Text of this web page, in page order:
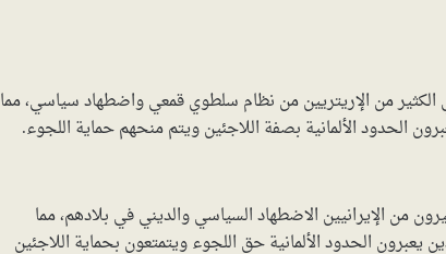
من الإريتريين من نظام سلطوي قمعي واضطهاد سياسي، مما
الحدود الألمانية بصفة اللاجئين ويتم منحهم حماية اللجوء.
من الإيرانيين الاضطهاد السياسي والديني في بلادهم، مما
الحدود الألمانية حق اللجوء ويتمتعون بحماية اللاجئين